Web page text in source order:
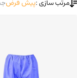
مرتب سازی :پیش فرض